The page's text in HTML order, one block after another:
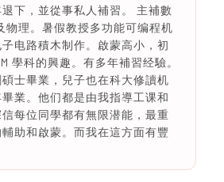
下，並從事私人補習。 主補數
物理。暑假教授多功能可编程机
电路積木制作。啟蒙高小，初
學科的興趣。有多年補習经驗。
士畢業，兒子也在科大修讀机
業。他们都是由我指導工课和
每位同學都有無限潜能，最重
助和啟蒙。而我在這方面有豐